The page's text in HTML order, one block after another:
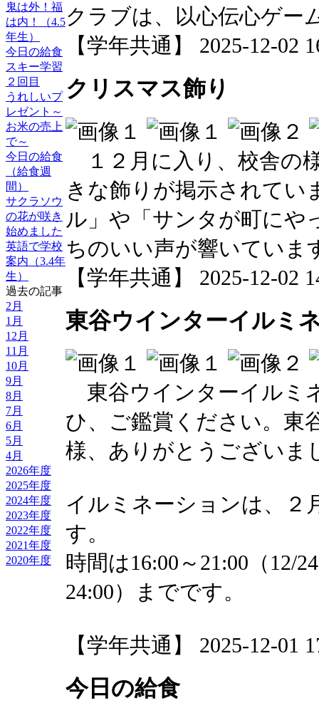
鬼は外！福
は内！（4.5
年生）
今日の給食
スキー学習
２回目
うれしいプ
レゼント～
お米の売上
で～
今日の給食
（給食週
間）
サクラソウ
の花が咲き
始めました
英語で学校
案内（3.4年
生）
過去の記事
2月
1月
12月
11月
10月
9月
8月
7月
6月
5月
4月
2026年度
2025年度
2024年度
2023年度
2022年度
2021年度
2020年度
クラブは、以心伝心ゲー
【学年共通】 2025-12-02
クリスマス飾り
１２月に入り、校舎の
きな飾りが掲示されてい
ル」や「サンタが町にや
ちのいい声が響いていま
【学年共通】 2025-12-02
東谷ウインターイルミ
東谷ウインターイルミ
ひ、ご鑑賞ください。東
様、ありがとうございま
イルミネーションは、２
す。
時間は16:00～21:00（12/
24:00）までです。
【学年共通】 2025-12-01
今日の給食